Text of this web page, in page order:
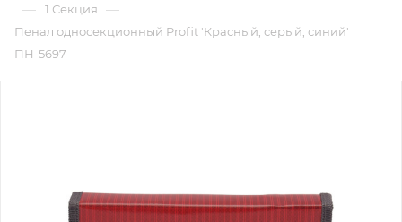
— 1 Секция —
Пенал односекционный Profit 'Красный, серый, синий'
ПН-5697